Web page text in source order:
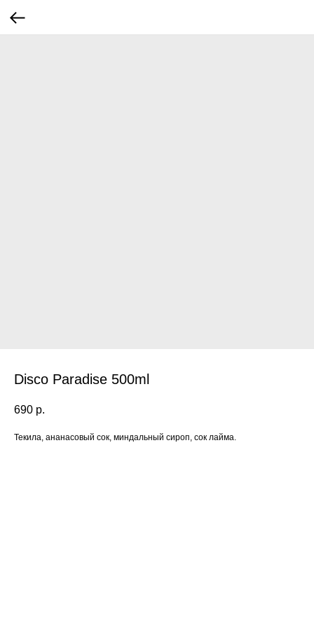
Disco Paradise 500ml
690 р.
Текила, ананасовый сок, миндальный сироп, сок лайма.